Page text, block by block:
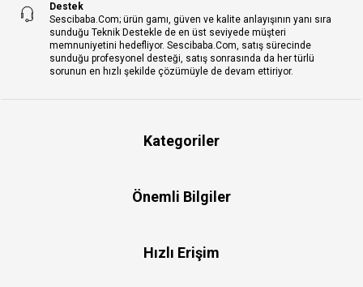
Destek
Sescibaba.Com; ürün gamı, güven ve kalite anlayışının yanı sıra
sunduğu Teknik Destekle de en üst seviyede müşteri
memnuniyetini hedefliyor. Sescibaba.Com, satış sürecinde
sunduğu profesyonel desteği, satış sonrasında da her türlü
sorunun en hızlı şekilde çözümüyle de devam ettiriyor.
Kategoriler
Önemli Bilgiler
Hızlı Erişim